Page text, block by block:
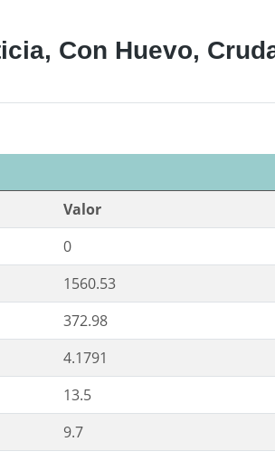
Con Huevo,
Valor
0
1560.53
372.98
4.1791
13.5
9.7